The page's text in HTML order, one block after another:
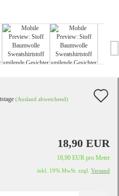
(Ausland abweichend)
18,90 EUR
18,90 EUR pro Meter
inkl. 19% MwSt. zzgl. Versand